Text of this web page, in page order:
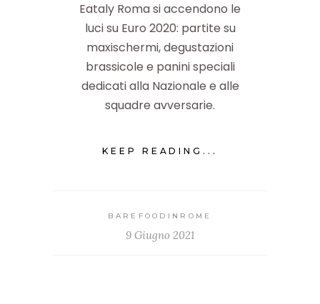
Eataly Roma si accendono le
luci su Euro 2020: partite su
maxischermi, degustazioni
brassicole e panini speciali
dedicati alla Nazionale e alle
squadre avversarie.
KEEP READING...
BAREFOODINROME
9 Giugno 2021